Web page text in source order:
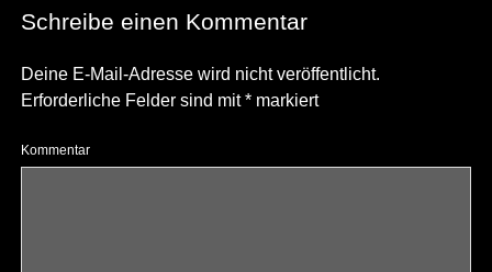
Schreibe einen Kommentar
Deine E-Mail-Adresse wird nicht veröffentlicht.
Erforderliche Felder sind mit*markiert
Kommentar